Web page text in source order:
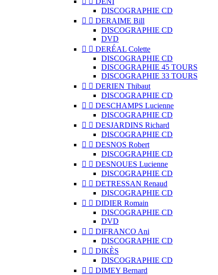
DISCOGRAPHIE CD
  DERAIME Bill
DISCOGRAPHIE CD
DVD
  DERÉAL Colette
DISCOGRAPHIE CD
DISCOGRAPHIE 45 TOURS
DISCOGRAPHIE 33 TOURS
  DERIEN Thibaut
DISCOGRAPHIE CD
  DESCHAMPS Lucienne
DISCOGRAPHIE CD
  DESJARDINS Richard
DISCOGRAPHIE CD
  DESNOS Robert
DISCOGRAPHIE CD
  DESNOUES Lucienne
DISCOGRAPHIE CD
  DETRESSAN Renaud
DISCOGRAPHIE CD
  DIDIER Romain
DISCOGRAPHIE CD
DVD
  DIFRANCO Ani
DISCOGRAPHIE CD
  DIKÈS
DISCOGRAPHIE CD
  DIMEY Bernard